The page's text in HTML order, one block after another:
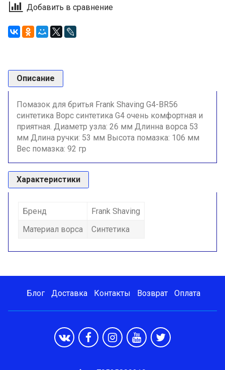
Добавить в сравнение
Описание
Помазок для бритья Frank Shaving G4-BR56
синтетика Ворс синтетика G4 очень комфортная и
приятная. Диаметр узла: 26 мм Длинна ворса 53
мм Длина ручки: 53 мм Высота помазка: 106 мм
Вес помазка: 92 гр
Характеристики
Бренд
Frank Shaving
Материал ворса
Синтетика
Блог Доставка Контакты Возврат Оплата